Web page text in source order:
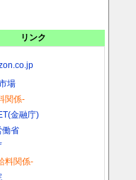
リンク
場
関係-
金融庁)
働省
料関係-